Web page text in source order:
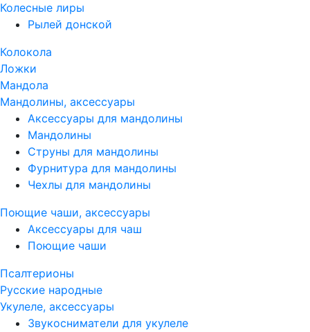
Колесные лиры
Рылей донской
Колокола
Ложки
Мандола
Мандолины, аксессуары
Аксессуары для мандолины
Мандолины
Струны для мандолины
Фурнитура для мандолины
Чехлы для мандолины
Поющие чаши, аксессуары
Аксессуары для чаш
Поющие чаши
Псалтерионы
Русские народные
Укулеле, аксессуары
Звукосниматели для укулеле